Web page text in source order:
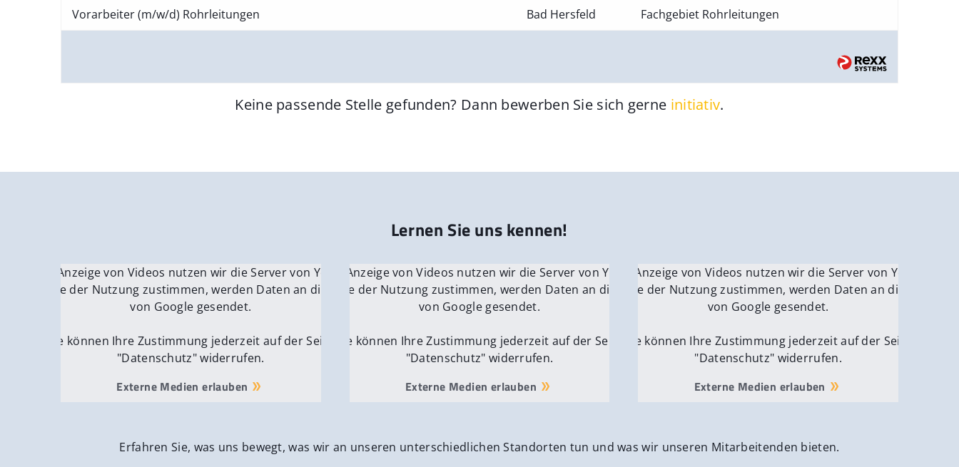
Vorarbeiter (m/w/d) Rohrleitungen Bad Hersfeld Fachgebiet Rohrleitungen
Keine passende Stelle gefunden? Dann bewerben Sie sich gerne initiativ.
Lernen Sie uns kennen!
Für die Anzeige von Videos nutzen wir die Server von YouTube.
Wenn Sie der Nutzung zustimmen, werden Daten an die Server
von Google gesendet.
Sie können Ihre Zustimmung jederzeit auf der Seite
"Datenschutz" widerrufen.
Externe Medien erlauben
Für die Anzeige von Videos nutzen wir die Server von YouTube.
Wenn Sie der Nutzung zustimmen, werden Daten an die Server
von Google gesendet.
Sie können Ihre Zustimmung jederzeit auf der Seite
"Datenschutz" widerrufen.
Externe Medien erlauben
Für die Anzeige von Videos nutzen wir die Server von YouTube.
Wenn Sie der Nutzung zustimmen, werden Daten an die Server
von Google gesendet.
Sie können Ihre Zustimmung jederzeit auf der Seite
"Datenschutz" widerrufen.
Externe Medien erlauben
Erfahren Sie, was uns bewegt, was wir an unseren unterschiedlichen Standorten tun und was wir unseren Mitarbeitenden bieten.